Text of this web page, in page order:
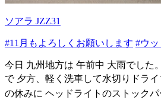
ソアラ JZZ31
#11月もよろしくお願いします #ウ
今日 九州地方は 午前中 大雨でした
で 夕方、軽く洗車して水切りドラ
の休みに ヘッドライトのストックパ